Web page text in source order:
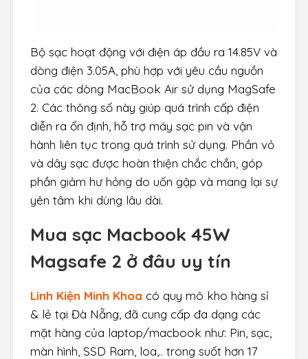
Bộ sạc hoạt động với điện áp đầu ra 14.85V và
dòng điện 3.05A, phù hợp với yêu cầu nguồn
của các dòng MacBook Air sử dụng MagSafe
2. Các thông số này giúp quá trình cấp điện
diễn ra ổn định, hỗ trợ máy sạc pin và vận
hành liên tục trong quá trình sử dụng. Phần vỏ
và dây sạc được hoàn thiện chắc chắn, góp
phần giảm hư hỏng do uốn gập và mang lại sự
yên tâm khi dùng lâu dài.
Mua sạc Macbook 45W
Magsafe 2 ở đâu uy tín
Linh Kiện Minh Khoa có quy mô kho hàng sỉ
& lẻ tại Đà Nẵng, đã cung cấp đa dạng các
mặt hàng của laptop/macbook như: Pin, sạc,
màn hình, SSD Ram, loa,.. trong suốt hơn 17